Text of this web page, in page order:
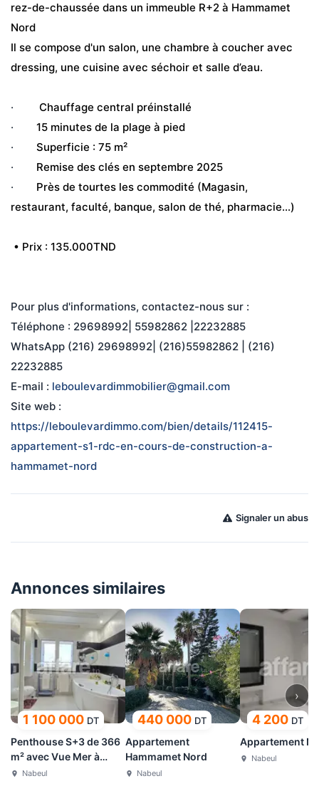
rez-de-chaussée dans un immeuble R+2 à Hammamet
Nord
Il se compose d'un salon, une chambre à coucher avec
dressing, une cuisine avec séchoir et salle d’eau.
·
Chauffage central préinstallé
· 15 minutes de la plage à pied
· Superficie : 75 m²
· Remise des clés en septembre 2025
· Près de tourtes les commodité (Magasin,
restaurant, faculté, banque, salon de thé, pharmacie…)
• Prix : 135.000TND
Pour plus d'informations, contactez-nous sur :
Téléphone : 29698992| 55982862 |22232885
WhatsApp (216) 29698992| (216)55982862 | (216)
22232885
E-mail : leboulevardimmobilier@gmail.com
Site web :
https://leboulevardimmo.com/bien/details/112415-
appartement-s1-rdc-en-cours-de-construction-a-
hammamet-nord
Signaler un abus
Annonces similaires
1 100 000 DT
Penthouse S+3 de 366
m² avec Vue Mer à
Mrezga
Nabeul
440 000 DT
Appartement
Hammamet Nord
Nabeul
4 200 DT
Appartement
Nabeul
›